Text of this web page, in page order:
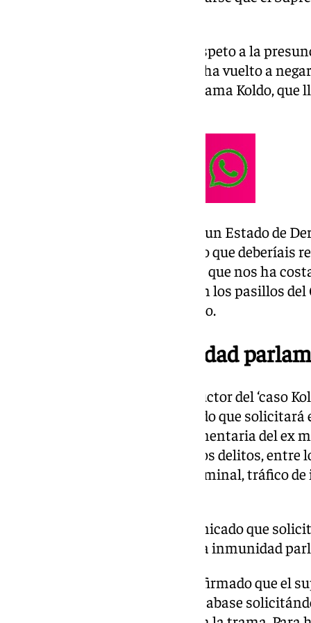
Ábalos ha pedido este jueves respeto a la
trata de un «principio básico» y ha vuelto a
mordidas que se achacan a la trama Koldo, que
«Afortunadamente estamos en un Estado de
inocencia es un principio básico que deberíais
pero tendríais que respetar algo que nos ha
democracia», ha dicho Ábalos en los pasillos
la decisión del Tribunal Supremo.
Suspender la inmunidad
Este pasado miércoles, el instructor del ‘caso
Leopoldo Puente, ha comunicado que
suspender la inmunidad parlamentaria del ex
indicios» de la comisión de varios delitos, entre
integración en organización criminal, tráfico
Leopoldo Puente, ha comunicado que
Congreso para suspender la inmunidad
Sobre este acuerdo, Ábalos ha afirmado que el
que esperaba que el Supremo acabase